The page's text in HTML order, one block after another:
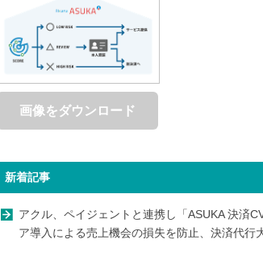
画像をダウンロード
新着記事
アクル、ペイジェントと連携し「ASUKA 決済
ア導入による売上機会の損失を防止、決済代行